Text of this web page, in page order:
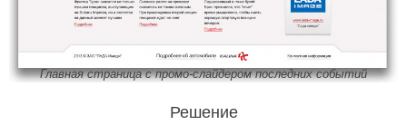
Главная страница с промо-слайдером последних событий
Решение